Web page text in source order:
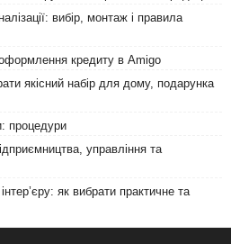
вибір, монтаж і правила
кредиту в Amigo
якісний набір для дому, подарунка
процедури
управління та
як вибрати практичне та